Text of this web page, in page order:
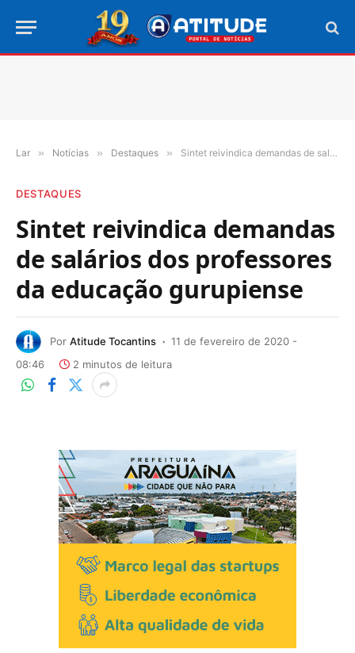
Lar » Notícias » Destaques » Sintet reivindica demandas de salários dos professores da educação gurupiense
DESTAQUES
Sintet reivindica demandas
de salários dos professores
da educação gurupiense
Por Atitude Tocantins
11 de fevereiro de 2020 -
08:46
2 minutos de leitura